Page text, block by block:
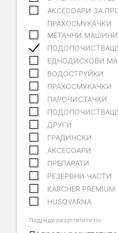
АКСЕСОАРИ ЗА
ПРАХОСМУКАЧКИ
МЕТАЧНИ МАШИНИ
ЕДНОДИСКОВИ
ВОДОСТРУЙКИ
ПРАХОСМУКАЧКИ
ПАРОЧИСТАЧКИ
ДРУГИ
ГРАДИНСКИ
АКСЕСОАРИ
ПРЕПАРАТИ
РЕЗЕРВНИ ЧАСТИ
KARCHER PREMIUM
HUSQVARNA
Подреди резултатите по